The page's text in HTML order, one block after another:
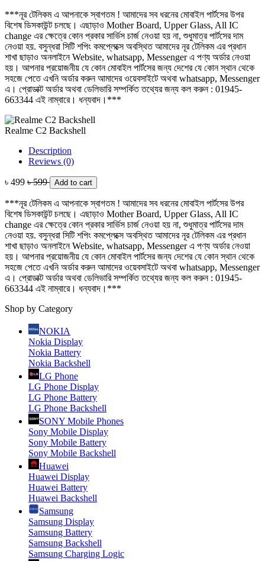
***নূর টেলিকম এ আপনাকে স্বাগতম ! আমাদের সব ধরনের মোবাইল পার্টসের উপর
বিশেষ ডিসকাউন্ট চলছে। এছাড়াও Mother Board, Upper Glass, All IC
change এর ক্ষেত্রে কোন প্রকার সার্ভিস চার্জ নেওয়া হয় না, শুধুমাত্র পার্টসের দাম
নেওয়া হয়. বসুন্ধরা সিটি শপিং কমপ্লেক্সে অবস্থিত আমাদের নূর টেলিকম এর প্রধান
শাখা ছাড়াও অনলাইনে Website, whatsapp, Messenger এ পণ্য অর্ডার নেওয়া
হয়। আপনার প্রয়োজনীয় যে কোন মোবাইল পার্টসের জন্য দেশের যে কোন স্থান থেকে
সহজে পেতে এখনি অর্ডার করুন আমাদের ওয়েবসাইটে অথবা whatsapp, Messenger
এ। প্রোডাক্ট অর্ডার অথবা ডেলিভারি সম্পর্কিত তথ্যের জন্য কল করুন : 01945-
663344 এই নাম্বারে। ধন্যবাদ।***
Realme C2 Backshell
Description
Reviews (0)
৳ 499 ৳ 599 Add to cart
***নূর টেলিকম এ আপনাকে স্বাগতম ! আমাদের সব ধরনের মোবাইল পার্টসের উপর
বিশেষ ডিসকাউন্ট চলছে। এছাড়াও Mother Board, Upper Glass, All IC
change এর ক্ষেত্রে কোন প্রকার সার্ভিস চার্জ নেওয়া হয় না, শুধুমাত্র পার্টসের দাম
নেওয়া হয়. বসুন্ধরা সিটি শপিং কমপ্লেক্সে অবস্থিত আমাদের নূর টেলিকম এর প্রধান
শাখা ছাড়াও অনলাইনে Website, whatsapp, Messenger এ পণ্য অর্ডার নেওয়া
হয়। আপনার প্রয়োজনীয় যে কোন মোবাইল পার্টসের জন্য দেশের যে কোন স্থান থেকে
সহজে পেতে এখনি অর্ডার করুন আমাদের ওয়েবসাইটে অথবা whatsapp, Messenger
এ। প্রোডাক্ট অর্ডার অথবা ডেলিভারি সম্পর্কিত তথ্যের জন্য কল করুন : 01945-
663344 এই নাম্বারে। ধন্যবাদ।***
Shop by Category
NOKIA
Nokia Display
Nokia Battery
Nokia Backshell
LG Phone
LG Phone Display
LG Phone Battery
LG Phone Backshell
SONY Mobile Phones
Sony Mobile Display
Sony Mobile Battery
Sony Mobile Backshell
Huawei
Huawei Display
Huawei Battery
Huawei Backshell
Samsung
Samsung Display
Samsung Battery
Samsung Backshell
Samsung Charging Logic